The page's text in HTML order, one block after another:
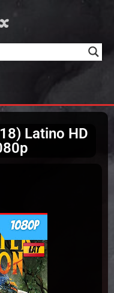
Latino HD